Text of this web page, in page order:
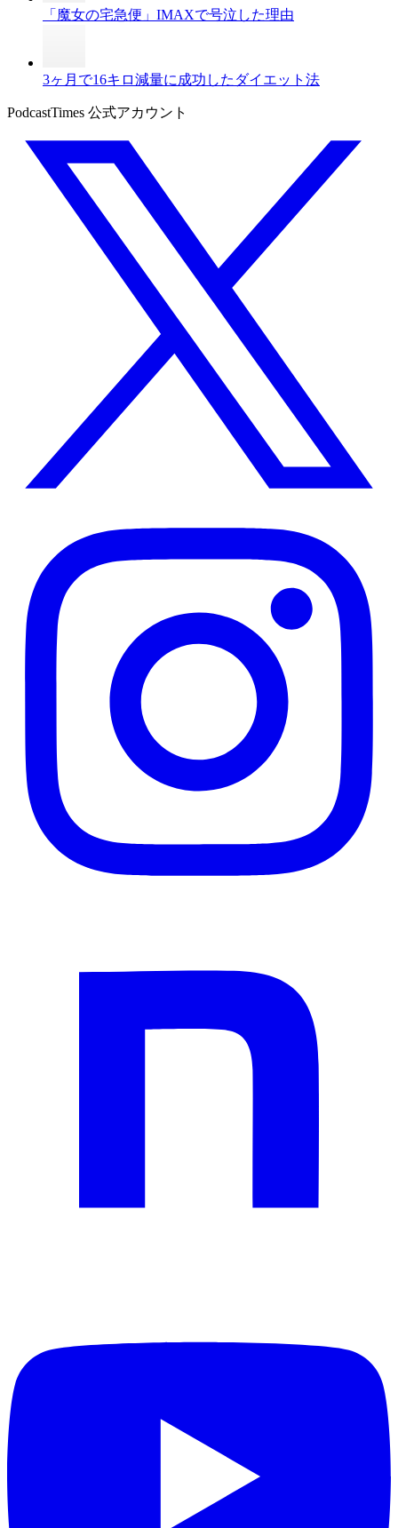
「魔女の宅急便」IMAXで号泣した理由
3ヶ月で16キロ減量に成功したダイエット法
PodcastTimes 公式アカウント